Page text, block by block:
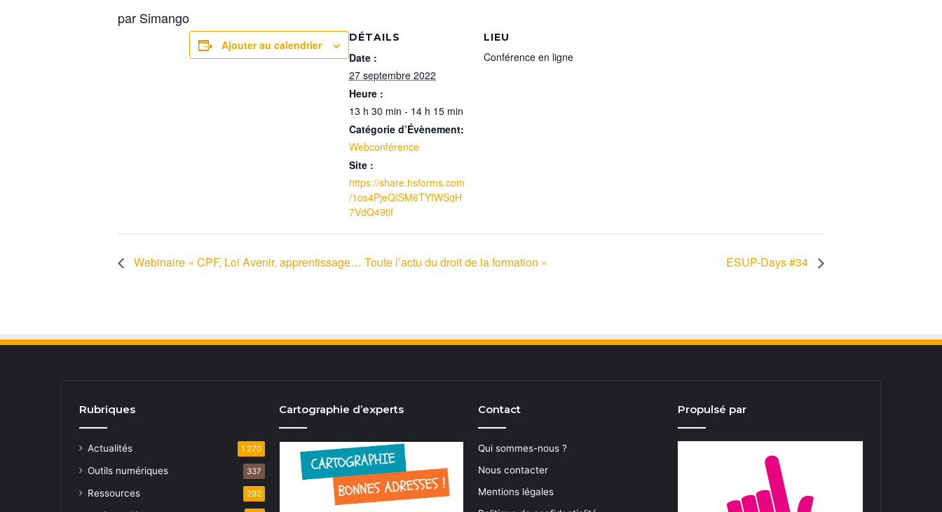
par Simango
Ajouter au calendrier
DÉTAILS
Date :
27 septembre 2022
Heure :
13 h 30 min - 14 h 15 min
Catégorie d’Évènement:
Webconférence
Site :
https://share.hsforms.com
/1os4PjeQISM6TYfWSqH
7VdQ49tif
LIEU
Conférence en ligne
Webinaire « CPF, Loi Avenir, apprentissage… Toute l’actu du droit de la formation » ESUP-Days #34
Rubriques
Actualités 1 270
Outils numériques 337
Ressources 292
Cartographie d’experts Contact
Qui sommes-nous ?
Nous contacter
Mentions légales
Propulsé par